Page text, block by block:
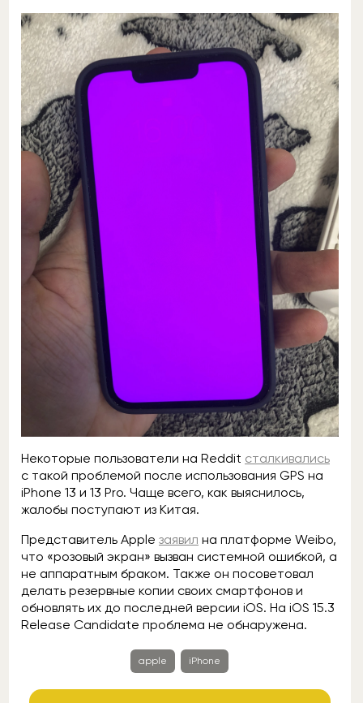
Некоторые пользователи на Reddit сталкивались
с такой проблемой после использования GPS на
iPhone 13 и 13 Pro. Чаще всего, как выяснилось,
жалобы поступают из Китая.
Представитель Apple заявил на платформе Weibo,
что «розовый экран» вызван системной ошибкой, а
не аппаратным браком. Также он посоветовал
делать резервные копии своих смартфонов и
обновлять их до последней версии iOS. На iOS 15.3
Release Candidate проблема не обнаружена.
apple iPhone